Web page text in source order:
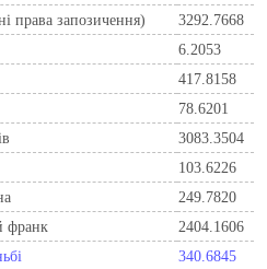
права запозичення)
3292.7668
6.2053
417.8158
78.6201
3083.3504
103.6226
249.7820
франк
2404.1606
340.6845